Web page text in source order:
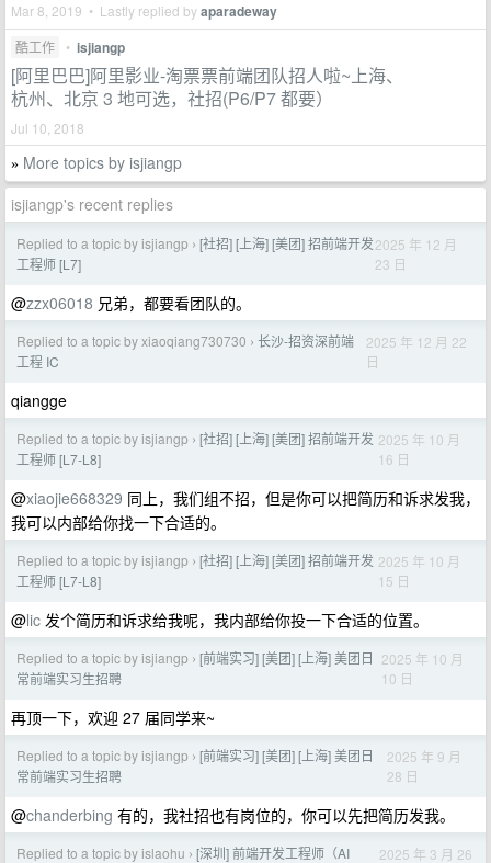
Mar 8, 2019 • Lastly replied byaparadeway
酷工作 • isjiangp
[阿里巴巴]阿里影业-淘票票前端团队招人啦~上海、
杭州、北京 3 地可选，社招(P6/P7 都要）
Jul 10, 2018
» More topics by isjiangp
isjiangp's recent replies
Replied to a topic by isjiangp › [社招] [上海] [美团] 招前端开发
工程师 [L7]
2025 年 12 月
23 日
@zzx06018 兄弟，都要看团队的。
Replied to a topic by xiaoqiang730730 › 长沙-招资深前端
工程 IC
2025 年 12 月 22
日
qiangge
Replied to a topic by isjiangp › [社招] [上海] [美团] 招前端开发
工程师 [L7-L8]
2025 年 10 月
16 日
@xiaojie668329 同上，我们组不招，但是你可以把简历和诉求发我，
我可以内部给你找一下合适的。
Replied to a topic by isjiangp › [社招] [上海] [美团] 招前端开发
工程师 [L7-L8]
2025 年 10 月
15 日
@lic 发个简历和诉求给我呢，我内部给你投一下合适的位置。
Replied to a topic by isjiangp › [前端实习] [美团] [上海] 美团日
常前端实习生招聘
2025 年 10 月
10 日
再顶一下，欢迎 27 届同学来~
Replied to a topic by isjiangp › [前端实习] [美团] [上海] 美团日
常前端实习生招聘
2025 年 9 月
28 日
@chanderbing 有的，我社招也有岗位的，你可以先把简历发我。
Replied to a topic by islaohu › [深圳] 前端开发工程师（AI 2025 年 3 月 26